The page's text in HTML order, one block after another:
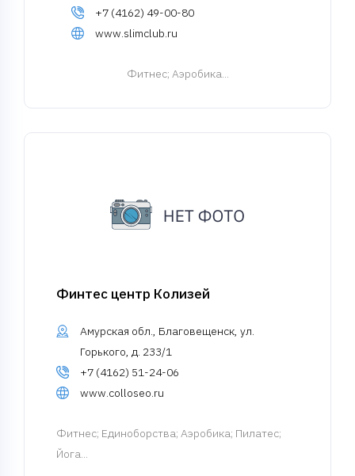
+7 (4162) 49-00-80
www.slimclub.ru
Фитнес; Аэробика...
Финтес центр Колизей
Амурская обл., Благовещенск, ул.
Горького, д. 233/1
+7 (4162) 51-24-06
www.colloseo.ru
Фитнес; Единоборства; Аэробика; Пилатес;
Йога...